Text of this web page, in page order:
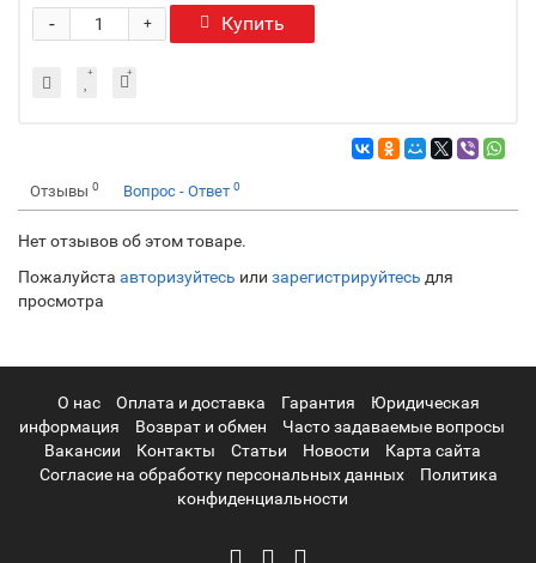
+
- Купить
Отзывы 0 Вопрос - Ответ 0
Нет отзывов об этом товаре.
Пожалуйста авторизуйтесь или зарегистрируйтесь для
просмотра
О нас Оплата и доставка Гарантия
Юридическая
информация
Возврат и обмен
Часто задаваемые вопросы
Вакансии
Контакты Статьи Новости
Карта сайта
Согласие на обработку персональных данных
Политика
конфиденциальности